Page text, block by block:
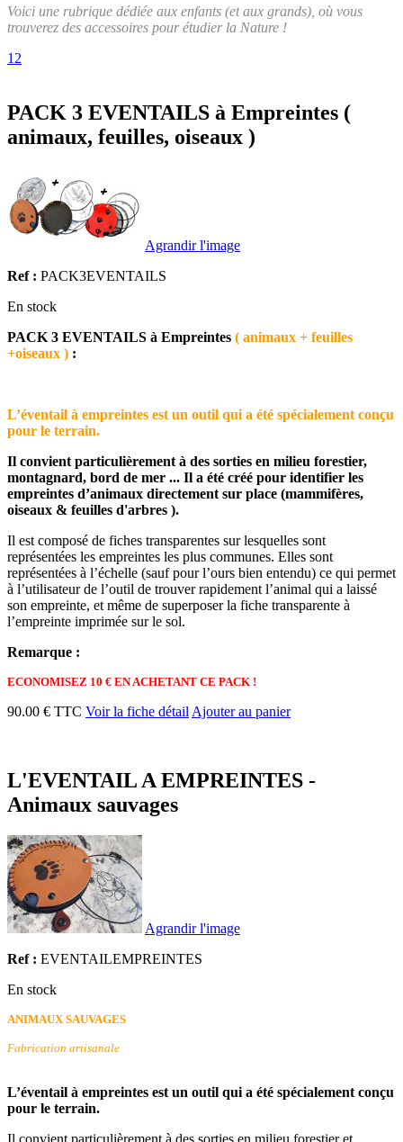
Voici une rubrique dédiée aux enfants (et aux grands), où vous
trouverez des accessoires pour étudier la Nature !
1 2
PACK 3 EVENTAILS à Empreintes (
animaux, feuilles, oiseaux )
Agrandir l'image
Ref : PACK3EVENTAILS
En stock
PACK 3 EVENTAILS à Empreintes ( animaux + feuilles
+oiseaux ) :
L’éventail à empreintes est un outil qui a été spécialement conçu
pour le terrain.
Il convient particulièrement à des sorties en milieu forestier,
montagnard, bord de mer ... Il a été créé pour identifier les
empreintes d’animaux directement sur place (mammifères,
oiseaux & feuilles d'arbres ).
Il est composé de fiches transparentes sur lesquelles sont
représentées les empreintes les plus communes. Elles sont
représentées à l’échelle (sauf pour l’ours bien entendu) ce qui permet
à l’utilisateur de l’outil de trouver rapidement l’animal qui a laissé
son empreinte, et même de superposer la fiche transparente à
l’empreinte imprimée sur le sol.
Remarque :
ECONOMISEZ 10 € EN ACHETANT CE PACK !
90.00 € TTC Voir la fiche détail Ajouter au panier
L'EVENTAIL A EMPREINTES -
Animaux sauvages
Agrandir l'image
Ref : EVENTAILEMPREINTES
En stock
ANIMAUX SAUVAGES
Fabrication artisanale
L’éventail à empreintes est un outil qui a été spécialement conçu
pour le terrain.
Il convient particulièrement à des sorties en milieu forestier et